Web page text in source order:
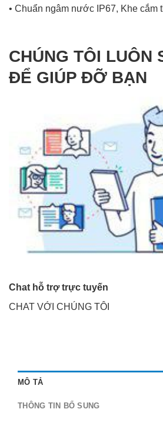
• Chuẩn ngâm nước IP67, Khe cắm
CHÚNG TÔI LUÔN
ĐỂ GIÚP ĐỠ BẠN
Chat hỗ trợ trực tuyến
CHAT VỚI CHÚNG TÔI
MÔ TẢ
THÔNG TIN BỔ SUNG